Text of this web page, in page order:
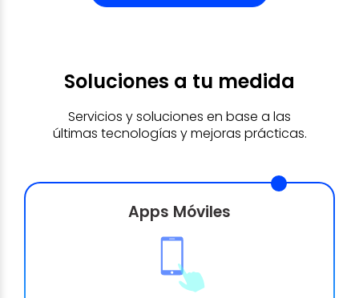
Soluciones a tu medida
Servicios y soluciones en base a las
últimas tecnologías y mejoras prácticas.
Apps Móviles